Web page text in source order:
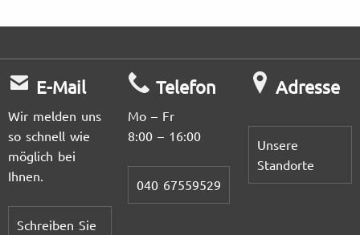
E-Mail
Wir melden uns
so schnell wie
möglich bei
Ihnen.
Schreiben Sie
Telefon
Mo – Fr
8:00 – 16:00
040 67559529
Adresse
Unsere
Standorte